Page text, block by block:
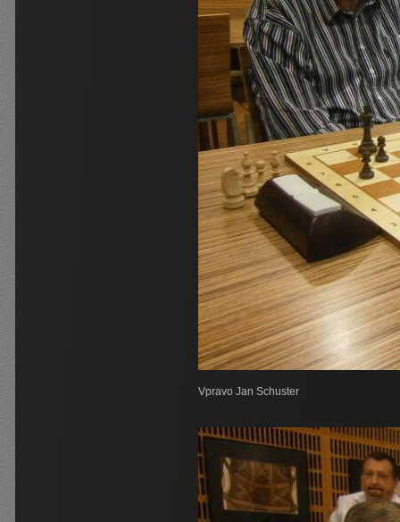
Vpravo Jan Schuster